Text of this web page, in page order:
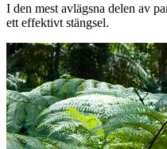
I den mest avlägsna delen av
ett effektivt stängsel.